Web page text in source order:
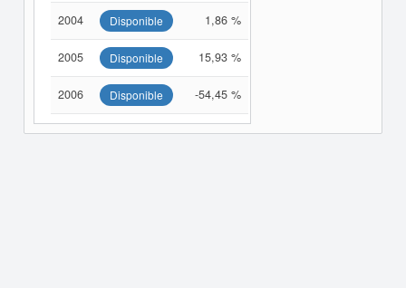
2004 Disponible 1,86 %
2005 Disponible 15,93 %
2006 Disponible -54,45 %